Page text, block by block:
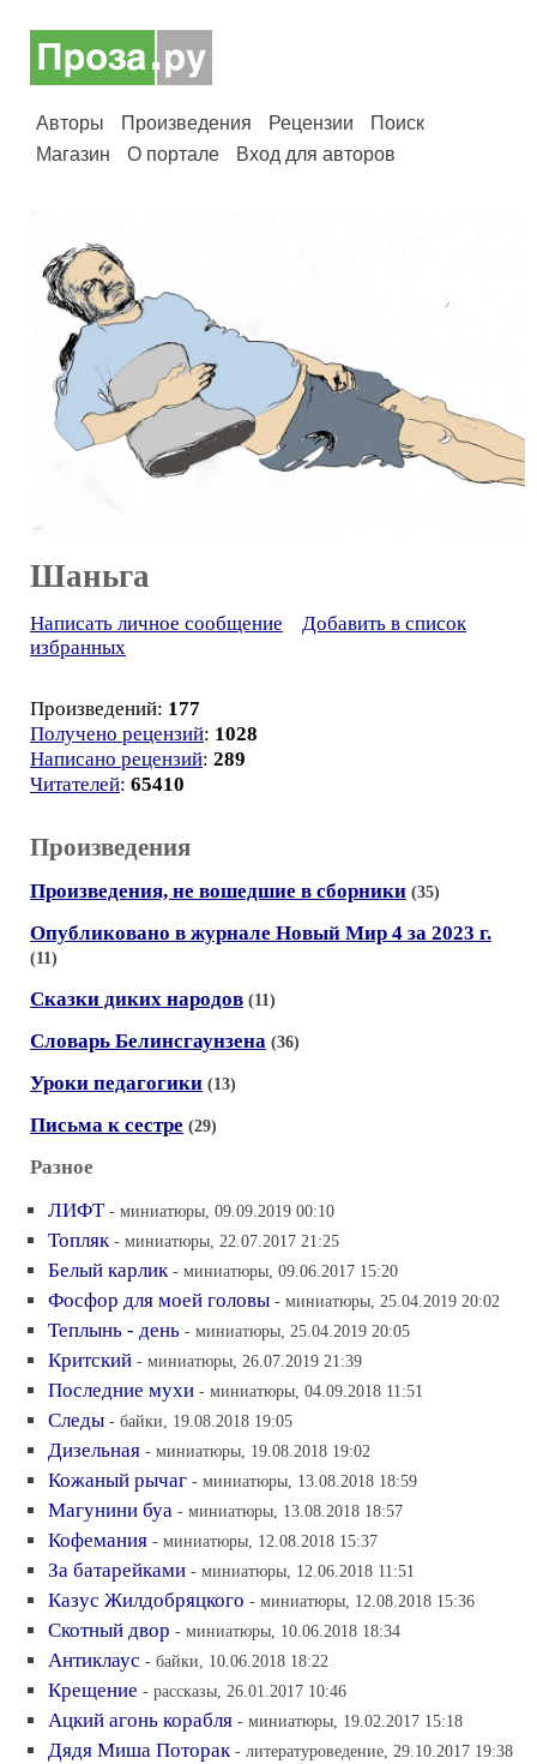
Авторы Произведения Рецензии
Поиск
Магазин
О портале Вход для авторов
Шаньга
Написать личное сообщение
Добавить в список
избранных
Произведений: 177
Получено рецензий: 1028
Написано рецензий: 289
Читателей: 65410
Произведения
Произведения, не вошедшие в сборники (35)
Опубликовано в журнале Новый Мир 4 за 2023 г.
(11)
Сказки диких народов (11)
Словарь Белинсгаунзена (36)
Уроки педагогики (13)
Письма к сестре (29)
Разное
ЛИФТ - миниатюры, 09.09.2019 00:10
Топляк - миниатюры, 22.07.2017 21:25
Белый карлик - миниатюры, 09.06.2017 15:20
Фосфор для моей головы - миниатюры, 25.04.2019 20:02
Теплынь - день - миниатюры, 25.04.2019 20:05
Критский - миниатюры, 26.07.2019 21:39
Последние мухи - миниатюры, 04.09.2018 11:51
Следы - байки, 19.08.2018 19:05
Дизельная - миниатюры, 19.08.2018 19:02
Кожаный рычаг - миниатюры, 13.08.2018 18:59
Магунини буа - миниатюры, 13.08.2018 18:57
Кофемания - миниатюры, 12.08.2018 15:37
За батарейками - миниатюры, 12.06.2018 11:51
Казус Жилдобряцкого - миниатюры, 12.08.2018 15:36
Скотный двор - миниатюры, 10.06.2018 18:34
Антиклаус - байки, 10.06.2018 18:22
Крещение - рассказы, 26.01.2017 10:46
Ацкий агонь корабля - миниатюры, 19.02.2017 15:18
Дядя Миша Поторак - литературоведение, 29.10.2017 19:38